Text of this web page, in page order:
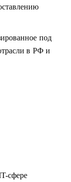
под
в РФ и
сфере